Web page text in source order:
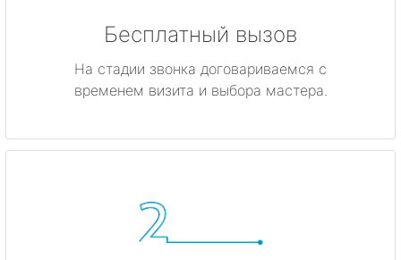
Бесплатный вызов
На стадии звонка договариваемся с
временем визита и выбора мастера.